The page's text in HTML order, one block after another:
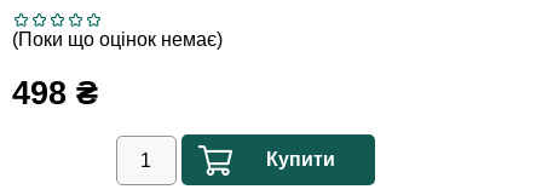
(Поки що оцінок немає)
498 ₴
Купити